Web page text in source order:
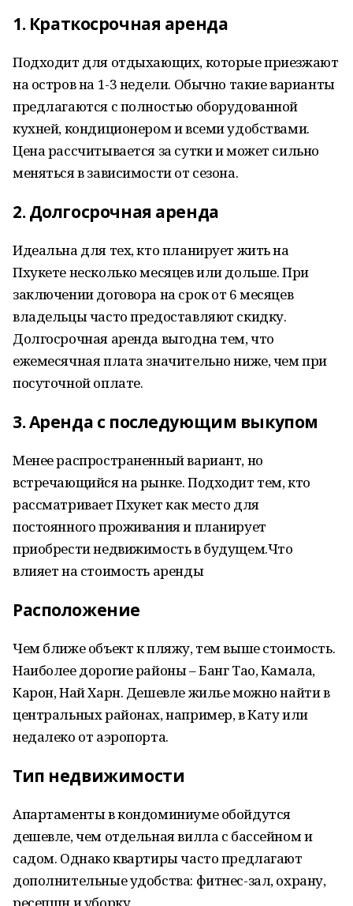
1. Краткосрочная аренда
Подходит для отдыхающих, которые приезжают
на остров на 1-3 недели. Обычно такие варианты
предлагаются с полностью оборудованной
кухней, кондиционером и всеми удобствами.
Цена рассчитывается за сутки и может сильно
меняться в зависимости от сезона.
2. Долгосрочная аренда
Идеальна для тех, кто планирует жить на
Пхукете несколько месяцев или дольше. При
заключении договора на срок от 6 месяцев
владельцы часто предоставляют скидку.
Долгосрочная аренда выгодна тем, что
ежемесячная плата значительно ниже, чем при
посуточной оплате.
3. Аренда с последующим выкупом
Менее распространенный вариант, но
встречающийся на рынке. Подходит тем, кто
рассматривает Пхукет как место для
постоянного проживания и планирует
приобрести недвижимость в будущем.Что
влияет на стоимость аренды
Расположение
Чем ближе объект к пляжу, тем выше стоимость.
Наиболее дорогие районы – Банг Тао, Камала,
Карон, Най Харн. Дешевле жилье можно найти в
центральных районах, например, в Кату или
недалеко от аэропорта.
Тип недвижимости
Апартаменты в кондоминиуме обойдутся
дешевле, чем отдельная вилла с бассейном и
садом. Однако квартиры часто предлагают
дополнительные удобства: фитнес-зал, охрану,